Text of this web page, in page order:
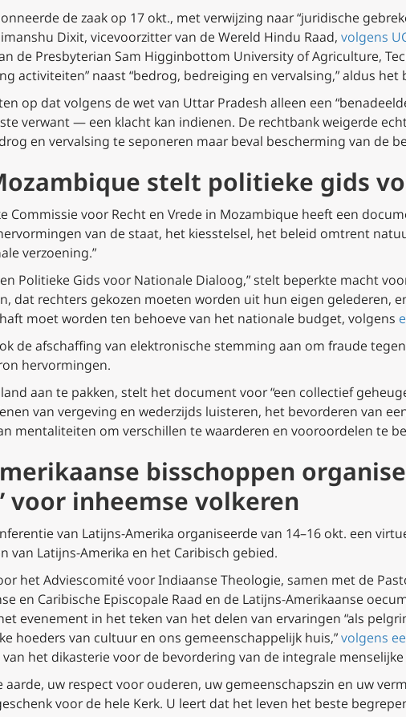
de zaak op 17 okt., met verwijzing naar “juridische
Dixit, vicevoorzitter van de Wereld Hindu Raad, volgens
de Presbyterian Sam Higginbottom University of Agriculture,
activiteiten” naast “bedrog, bedreiging en vervalsing,” aldus het
op dat volgens de wet van Uttar Pradesh alleen een
verwant — een klacht kan indienen. De rechtbank weigerde
en vervalsing te seponeren maar beval bescherming van de
stelt politieke gids
Commissie voor Recht en Vrede in Mozambique heeft een
van de staat, het kiesstelsel, het beleid omtrent
verzoening.”
Politieke Gids voor Nationale Dialoog,” stelt beperkte macht
dat rechters gekozen moeten worden uit hun eigen gelederen,
moet worden ten behoeve van het nationale budget, volgens
de afschaffing van elektronische stemming aan om fraude
hervormingen.
aan te pakken, stelt het document voor “een collectief
van vergeving en wederzijds luisteren, het bevorderen van
mentaliteiten om verschillen te waarderen en vooroordelen te
bisschoppen
voor inheemse volkeren
van Latijns-Amerika organiseerde van 14–16 okt. een
van Latijns-Amerika en het Caribisch gebied.
het Adviescomité voor Indiaanse Theologie, samen met de
en Caribische Episcopale Raad en de Latijns-Amerikaanse
evenement in het teken van het delen van ervaringen “als
hoeders van cultuur en ons gemeenschappelijk huis,”volgens
van het dikasterie voor de bevordering van de integrale
aarde, uw respect voor ouderen, uw gemeenschapszin en uw
voor de hele Kerk. U leert dat het leven het beste